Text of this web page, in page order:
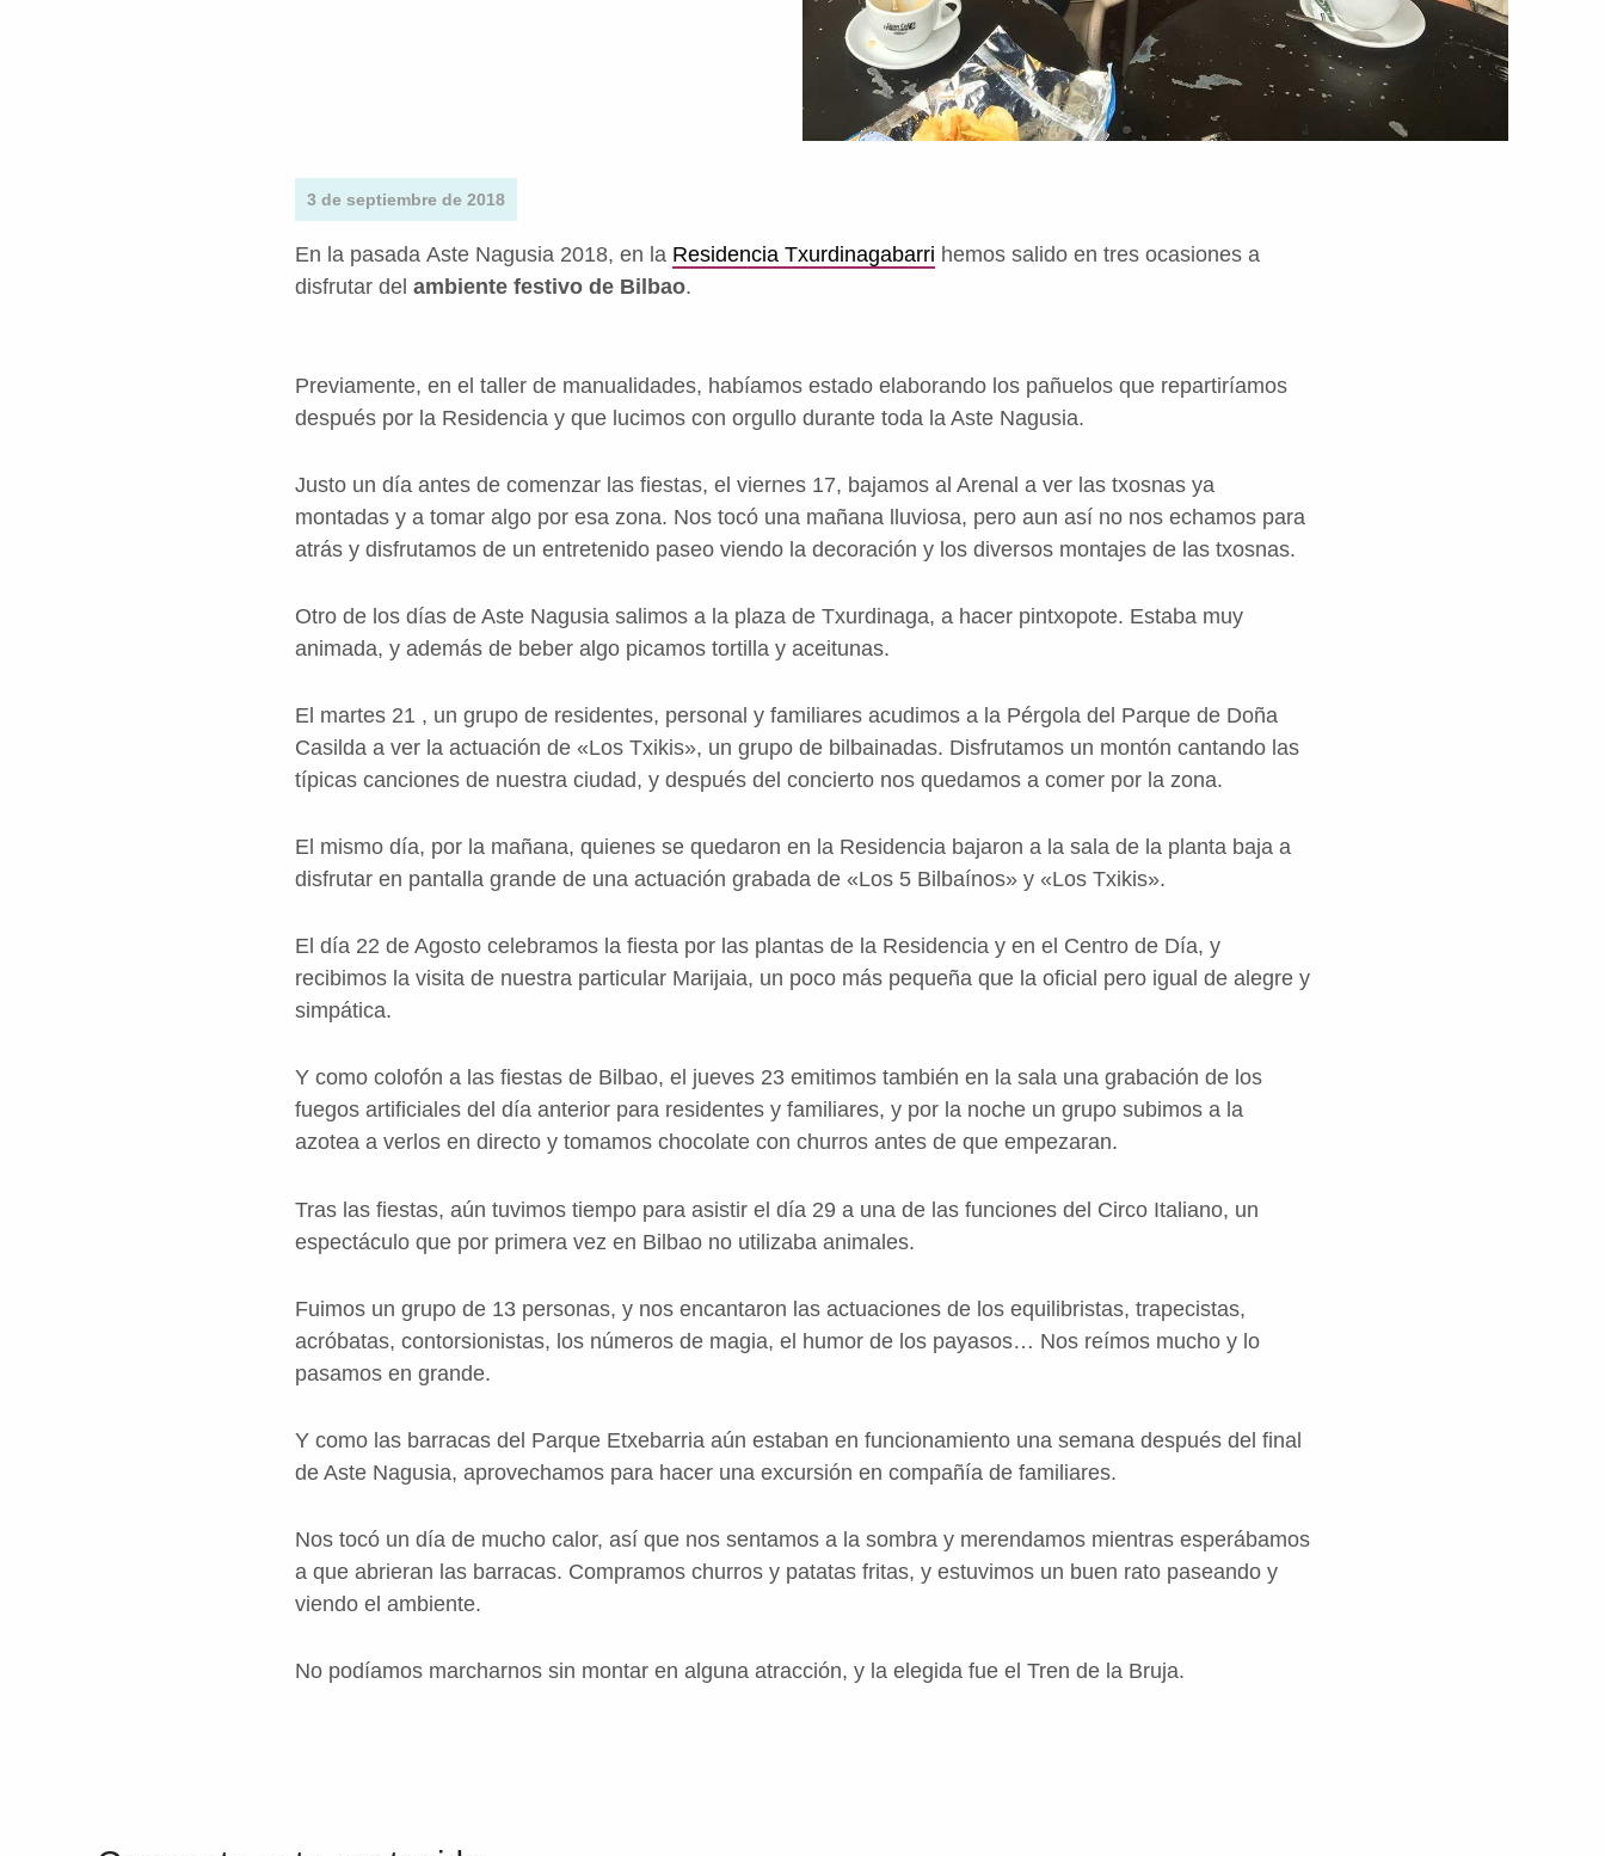
3 de septiembre de 2018
En la pasada Aste Nagusia 2018, en la Residencia Txurdinagabarri hemos salido en tres ocasiones a
disfrutar del ambiente festivo de Bilbao.
Previamente, en el taller de manualidades, habíamos estado elaborando los pañuelos que repartiríamos
después por la Residencia y que lucimos con orgullo durante toda la Aste Nagusia.
Justo un día antes de comenzar las fiestas, el viernes 17, bajamos al Arenal a ver las txosnas ya
montadas y a tomar algo por esa zona. Nos tocó una mañana lluviosa, pero aun así no nos echamos para
atrás y disfrutamos de un entretenido paseo viendo la decoración y los diversos montajes de las txosnas.
Otro de los días de Aste Nagusia salimos a la plaza de Txurdinaga, a hacer pintxopote. Estaba muy
animada, y además de beber algo picamos tortilla y aceitunas.
El martes 21 , un grupo de residentes, personal y familiares acudimos a la Pérgola del Parque de Doña
Casilda a ver la actuación de «Los Txikis», un grupo de bilbainadas. Disfrutamos un montón cantando las
típicas canciones de nuestra ciudad, y después del concierto nos quedamos a comer por la zona.
El mismo día, por la mañana, quienes se quedaron en la Residencia bajaron a la sala de la planta baja a
disfrutar en pantalla grande de una actuación grabada de «Los 5 Bilbaínos» y «Los Txikis».
El día 22 de Agosto celebramos la fiesta por las plantas de la Residencia y en el Centro de Día, y
recibimos la visita de nuestra particular Marijaia, un poco más pequeña que la oficial pero igual de alegre y
simpática.
Y como colofón a las fiestas de Bilbao, el jueves 23 emitimos también en la sala una grabación de los
fuegos artificiales del día anterior para residentes y familiares, y por la noche un grupo subimos a la
azotea a verlos en directo y tomamos chocolate con churros antes de que empezaran.
Tras las fiestas, aún tuvimos tiempo para asistir el día 29 a una de las funciones del Circo Italiano, un
espectáculo que por primera vez en Bilbao no utilizaba animales.
Fuimos un grupo de 13 personas, y nos encantaron las actuaciones de los equilibristas, trapecistas,
acróbatas, contorsionistas, los números de magia, el humor de los payasos… Nos reímos mucho y lo
pasamos en grande.
Y como las barracas del Parque Etxebarria aún estaban en funcionamiento una semana después del final
de Aste Nagusia, aprovechamos para hacer una excursión en compañía de familiares.
Nos tocó un día de mucho calor, así que nos sentamos a la sombra y merendamos mientras esperábamos
a que abrieran las barracas. Compramos churros y patatas fritas, y estuvimos un buen rato paseando y
viendo el ambiente.
No podíamos marcharnos sin montar en alguna atracción, y la elegida fue el Tren de la Bruja.